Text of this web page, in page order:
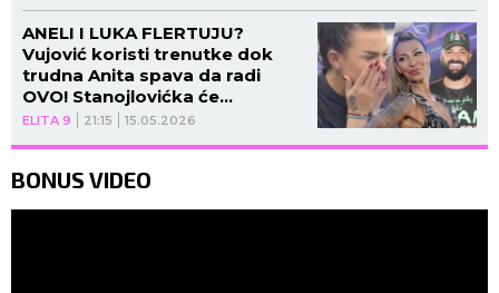
ELITA 9 21:15 15.05.2026
ANELI I LUKA FLERTUJU?
Vujović koristi trenutke dok
trudna Anita spava da radi
OVO! Stanojlovićka će
DEMOLIRATI "ELITU" (VIDEO)
BONUS VIDEO